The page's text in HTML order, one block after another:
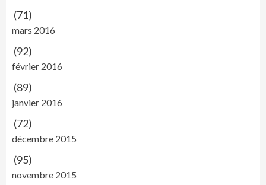
(71)
mars 2016
(92)
février 2016
(89)
janvier 2016
(72)
décembre 2015
(95)
novembre 2015